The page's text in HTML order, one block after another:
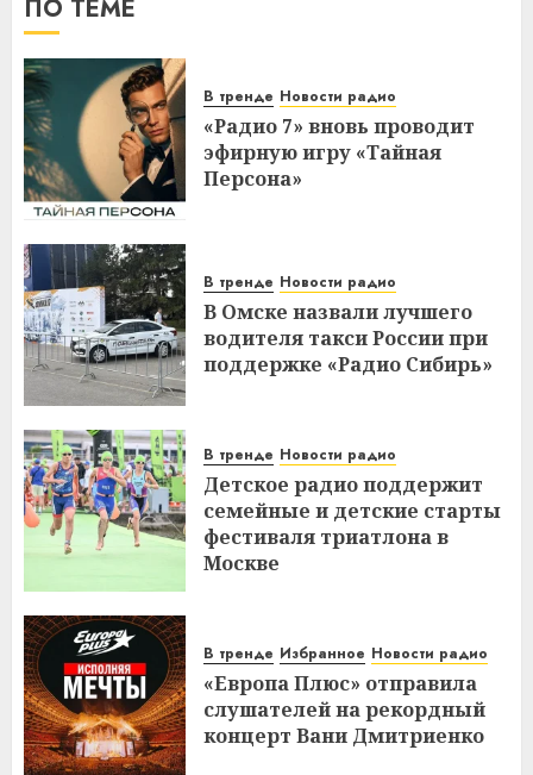
ПО ТЕМЕ
В тренде Новости радио
«Радио 7» вновь проводит
эфирную игру «Тайная
Персона»
В тренде Новости радио
В Омске назвали лучшего
водителя такси России при
поддержке «Радио Сибирь»
В тренде Новости радио
Детское радио поддержит
семейные и детские старты
фестиваля триатлона в
Москве
В тренде Избранное Новости радио
«Европа Плюс» отправила
слушателей на рекордный
концерт Вани Дмитриенко